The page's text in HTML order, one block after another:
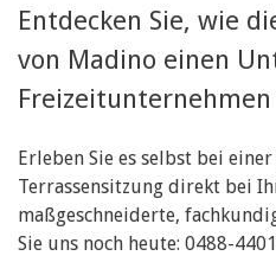
Entdecken Sie, wie
von Madino einen
Erleben Sie es selbst bei
Terrassensitzung direkt bei
maßgeschneiderte,
Sie uns noch heute: 0488-